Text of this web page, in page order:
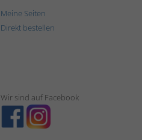
Meine Seiten
Direkt bestellen
Wir sind auf Facebook